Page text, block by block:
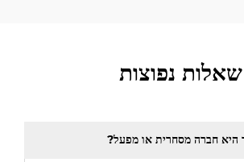
שאלות נפוצות
חברה מסחרית או מפעל?